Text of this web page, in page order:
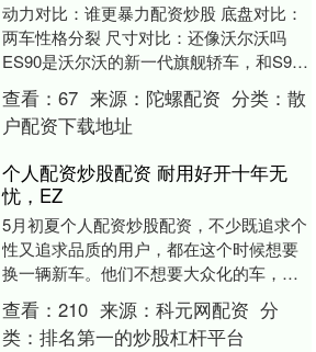
动力对比：谁更暴力配资炒股 底盘对比：
两车性格分裂 尺寸对比：还像沃尔沃吗
ES90是沃尔沃的新一代旗舰轿车，和S90
同堂销售，作为一款新架构的车型，和老
款沃尔....
查看： 67 来源： 陀螺配资 分类：散
户配资下载地址
个人配资炒股配资 耐用好开十年无
忧，EZ
5月初夏个人配资炒股配资，不少既追求个
性又追求品质的用户，都在这个时候想要
换一辆新车。他们不想要大众化的车，他
们想要的，是有个性的设计，是高品质的
做工，是能代表....
查看： 210 来源： 科元网配资 分
类： 排名第一的炒股杠杆平台